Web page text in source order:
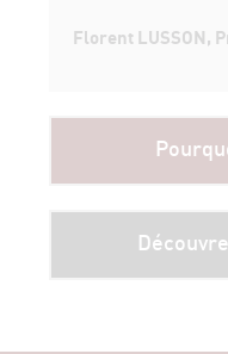
Florent LUSSON,